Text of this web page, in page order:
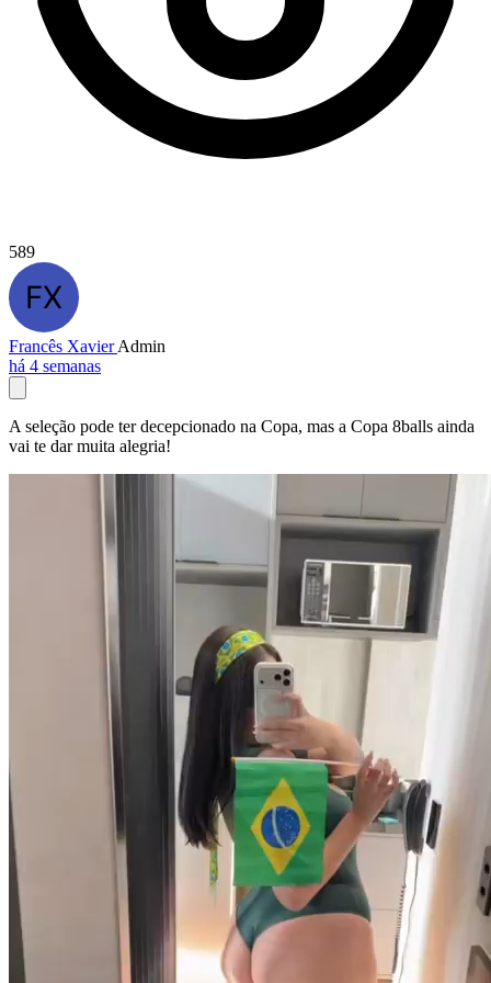
589
Francês XavierAdmin
há 4 semanas
A seleção pode ter decepcionado na Copa, mas a Copa 8balls ainda
vai te dar muita alegria!